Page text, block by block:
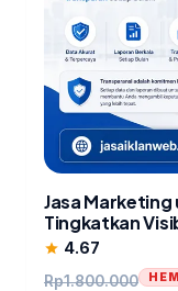
Jasa Marketing
Tingkatkan
star 4.67
Rp1.800.000